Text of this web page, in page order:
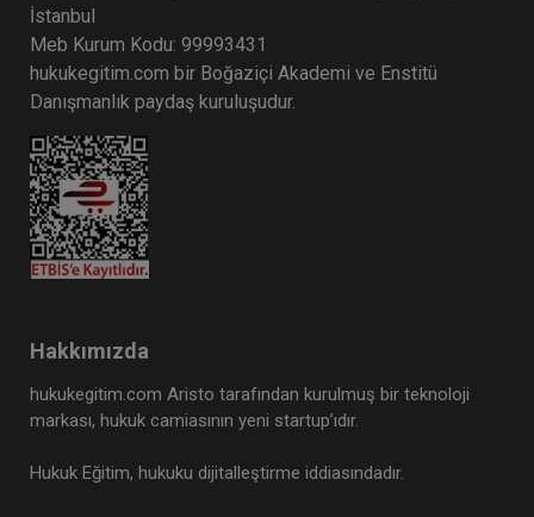
İstanbul
Meb Kurum Kodu: 99993431
hukukegitim.com bir Boğaziçi Akademi ve Enstitü
Danışmanlık paydaş kuruluşudur.
Hakkımızda
hukukegitim.com Aristo tarafından kurulmuş bir teknoloji
markası, hukuk camiasının yeni startup’ıdır.
Hukuk Eğitim, hukuku dijitalleştirme iddiasındadır.